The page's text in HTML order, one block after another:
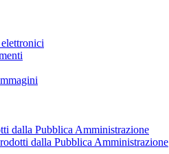
dalla Pubblica Amministrazione
dalla Pubblica Amministrazione